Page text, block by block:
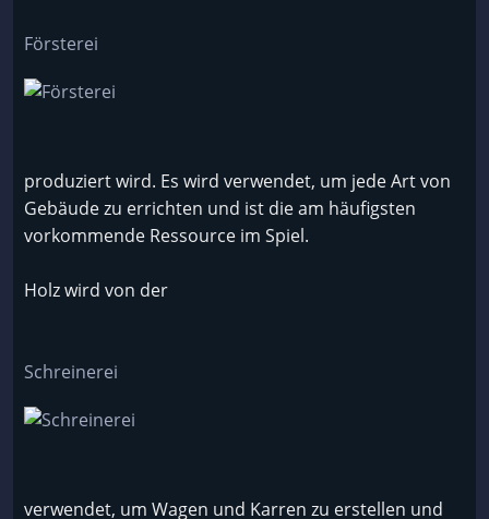
Försterei
produziert wird. Es wird verwendet, um jede Art von
Gebäude zu errichten und ist die am häufigsten
vorkommende Ressource im Spiel.
Holz wird von der
Schreinerei
verwendet, um Wagen und Karren zu erstellen und